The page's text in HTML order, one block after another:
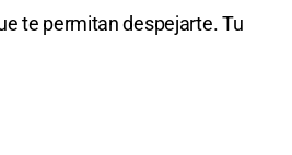
te permitan despejarte. Tu